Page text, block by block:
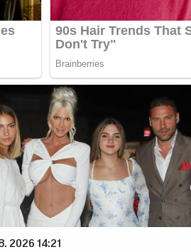
2026 14:21